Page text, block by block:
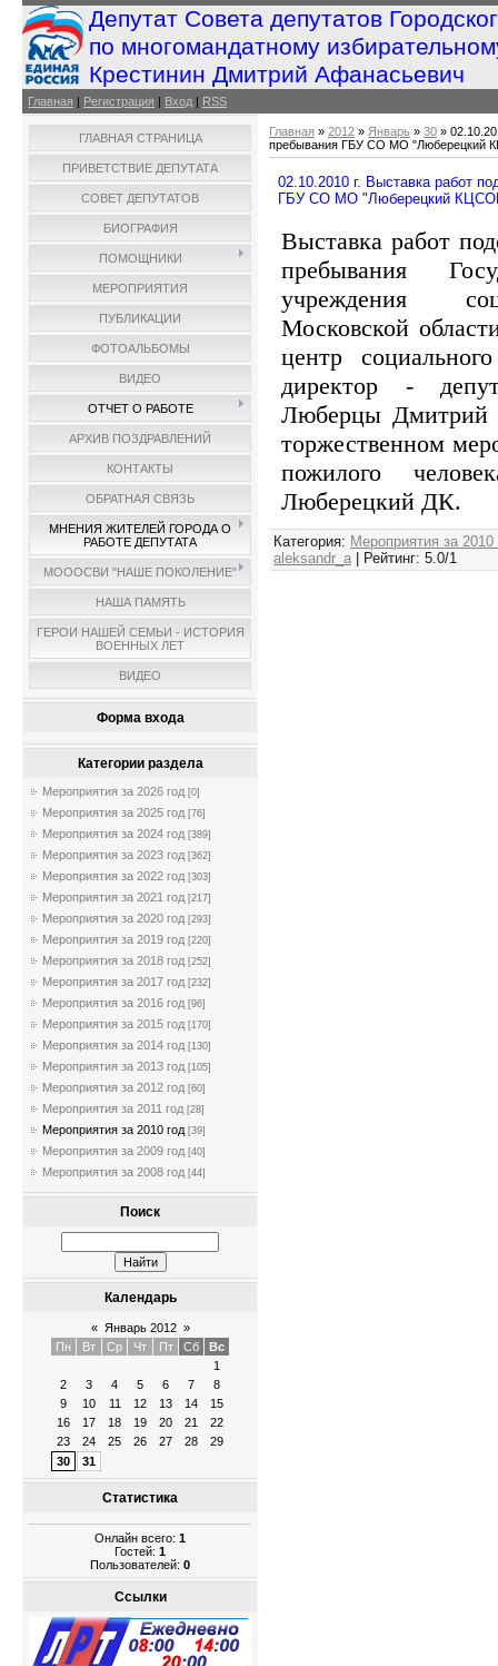
Депутат Совета депутатов
по многомандатному
Крестинин Дмитрий Афанасьевич
Главная | Регистрация | Вход | RSS
ГЛАВНАЯ СТРАНИЦА
ПРИВЕТСТВИЕ ДЕПУТАТА
СОВЕТ ДЕПУТАТОВ
БИОГРАФИЯ
ПОМОЩНИКИ
МЕРОПРИЯТИЯ
ПУБЛИКАЦИИ
ФОТОАЛЬБОМЫ
ВИДЕО
ОТЧЕТ О РАБОТЕ
АРХИВ ПОЗДРАВЛЕНИЙ
КОНТАКТЫ
ОБРАТНАЯ СВЯЗЬ
МНЕНИЯ ЖИТЕЛЕЙ ГОРОДА О
РАБОТЕ ДЕПУТАТА
МОООСВИ "НАШЕ ПОКОЛЕНИЕ"
НАША ПАМЯТЬ
ГЕРОИ НАШЕЙ СЕМЬИ - ИСТОРИЯ
ВОЕННЫХ ЛЕТ
ВИДЕО
Форма входа
Категории раздела
Мероприятия за 2026 год [0]
Мероприятия за 2025 год [76]
Мероприятия за 2024 год [389]
Мероприятия за 2023 год [362]
Мероприятия за 2022 год [303]
Мероприятия за 2021 год [217]
Мероприятия за 2020 год [293]
Мероприятия за 2019 год [220]
Мероприятия за 2018 год [252]
Мероприятия за 2017 год [232]
Мероприятия за 2016 год [96]
Мероприятия за 2015 год [170]
Мероприятия за 2014 год [130]
Мероприятия за 2013 год [105]
Мероприятия за 2012 год [60]
Мероприятия за 2011 год [28]
Мероприятия за 2010 год [39]
Мероприятия за 2009 год [40]
Мероприятия за 2008 год [44]
Поиск
Календарь
« Январь 2012 »
Пн
Вт Ср Чт Пт Сб
Вс
1
2
3 4 5 6 7
8
9
10 11 12 13 14
15
16
17 18 19 20 21
22
23
24 25 26 27 28
29
30
31
Статистика
Онлайн всего: 1
Гостей: 1
Пользователей: 0
Ссылки
Главная » 2012 » Январь » 30 »
пребывания ГБУ СО МО "Люберецкий
02.10.2010 г. Выставка работ
ГБУ СО МО "Люберецкий
Выставка работ
пребывания
учреждения
Московской
центр
директор -
Люберцы Дмитрий
торжественном
пожилого
Люберецкий ДК.
Категория: Мероприятия за 2010
aleksandr_a | Рейтинг: 5.0/1